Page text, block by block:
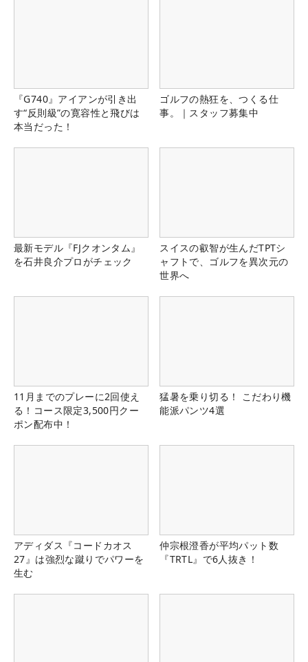
『G740』アイアンが引き出
す“反則級”の寛容性と飛びは
本当だった！
ゴルフの熱狂を、つくる仕
事。｜スタッフ募集中
最新モデル『FJクオンタム』
を石井良介プロがチェック
スイスの叡智が生んだTPTシ
ャフトで、ゴルフを異次元の
世界へ
11月までのプレーに2回使え
る！コース限定3,500円クー
ポン配布中！
猛暑を乗り切る！ こだわり機
能派パンツ4選
アディダス『コードカオス
27』は強烈な蹴りでパワーを
生む
仲宗根澄香が平均パット数
『TRTL』で6人抜き！